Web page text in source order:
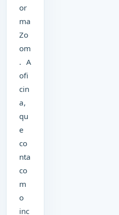
or
ma
Zo
om
. A
ofi
cin
a,
qu
e
co
nta
co
m
o
inc